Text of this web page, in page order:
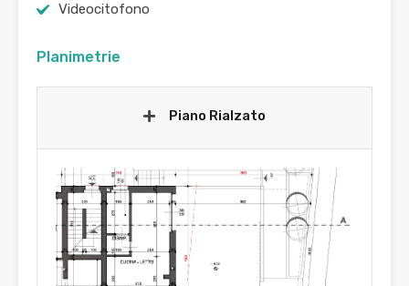
Videocitofono
Planimetrie
Piano Rialzato